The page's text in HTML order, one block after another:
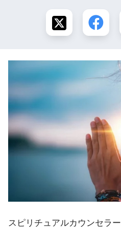
スピリチュアルカウンセラ